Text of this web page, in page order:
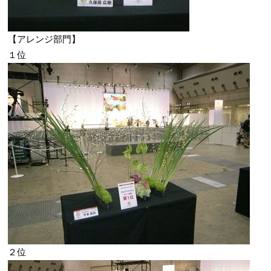
【アレンジ部門】
１位
２位